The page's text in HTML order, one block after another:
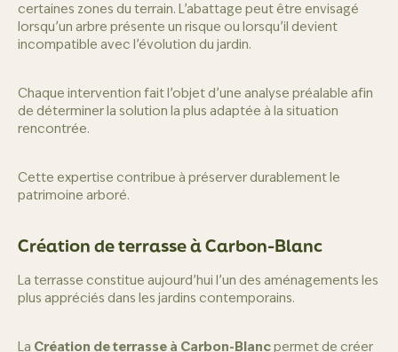
certaines zones du terrain. L’abattage peut être envisagé
lorsqu’un arbre présente un risque ou lorsqu’il devient
incompatible avec l’évolution du jardin.
Chaque intervention fait l’objet d’une analyse préalable afin
de déterminer la solution la plus adaptée à la situation
rencontrée.
Cette expertise contribue à préserver durablement le
patrimoine arboré.
Création de terrasse à Carbon-Blanc
La terrasse constitue aujourd’hui l’un des aménagements les
plus appréciés dans les jardins contemporains.
La Création de terrasse à Carbon-Blancpermet de créer